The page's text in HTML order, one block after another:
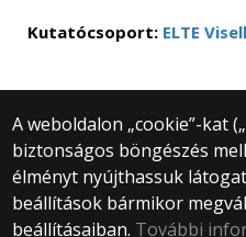
Kutatócsoport: ELTE
A weboldalon „cookie”-kat
biztonságos böngészés
élményt nyújthassuk
beállítások bármikor
beállításaiban. További
© 2025 Eötvös
Minden
1053 Budapest,
Központi